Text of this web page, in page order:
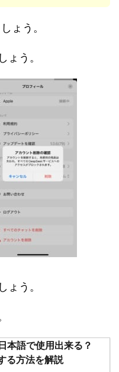
ょう。
ょう。
ょう。
本語で使用出来る？
る方法を解説